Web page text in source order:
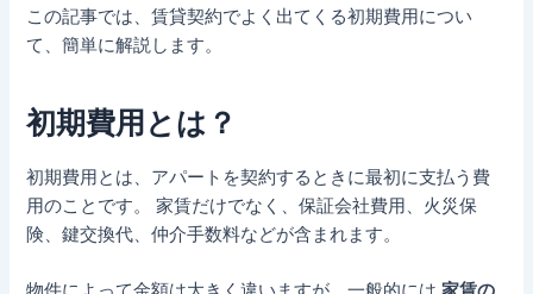
この記事では、賃貸契約でよく出てくる初期費用につい
て、簡単に解説します。
初期費用とは？
初期費用とは、アパートを契約するときに最初に支払う費
用のことです。 家賃だけでなく、保証会社費用、火災保
険、鍵交換代、仲介手数料などが含まれます。